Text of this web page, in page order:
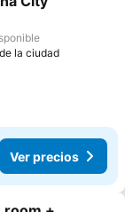
la ciudad
Ver precios